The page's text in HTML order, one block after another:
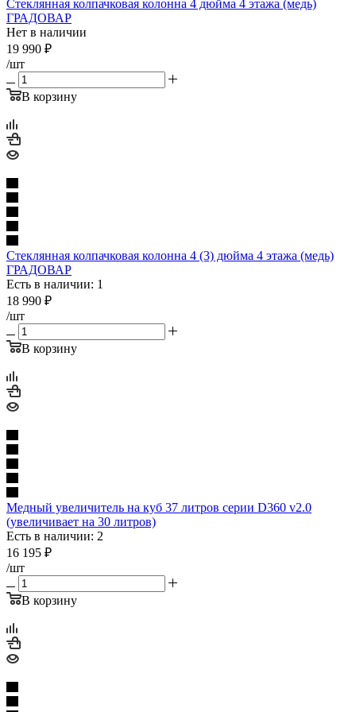
Стеклянная колпачковая колонна 4 дюйма 4 этажа (медь)
ГРАДОВАР
Нет в наличии
19 990 ₽
/шт
В корзину
Стеклянная колпачковая колонна 4 (3) дюйма 4 этажа (медь)
ГРАДОВАР
Есть в наличии: 1
18 990 ₽
/шт
В корзину
Медный увеличитель на куб 37 литров серии D360 v2.0
(увеличивает на 30 литров)
Есть в наличии: 2
16 195 ₽
/шт
В корзину